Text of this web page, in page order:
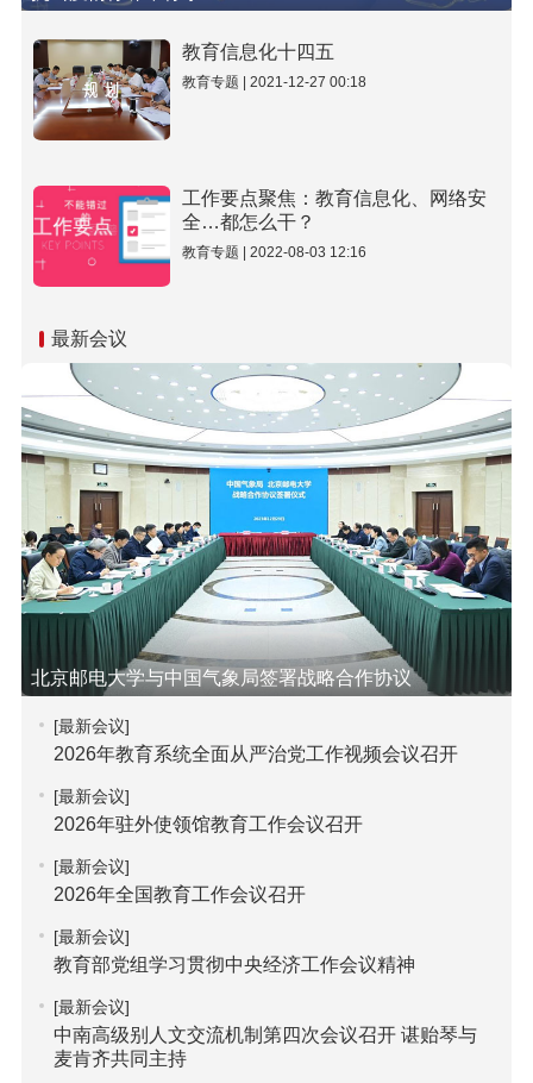
教育信息化十四五
教育专题 | 2021-12-27 00:18
工作要点聚焦：教育信息化、网络安
全…都怎么干？
教育专题 | 2022-08-03 12:16
最新会议
北京邮电大学与中国气象局签署战略合作协议
[最新会议]
2026年教育系统全面从严治党工作视频会议召开
[最新会议]
2026年驻外使领馆教育工作会议召开
[最新会议]
2026年全国教育工作会议召开
[最新会议]
教育部党组学习贯彻中央经济工作会议精神
[最新会议]
中南高级别人文交流机制第四次会议召开 谌贻琴与
麦肯齐共同主持